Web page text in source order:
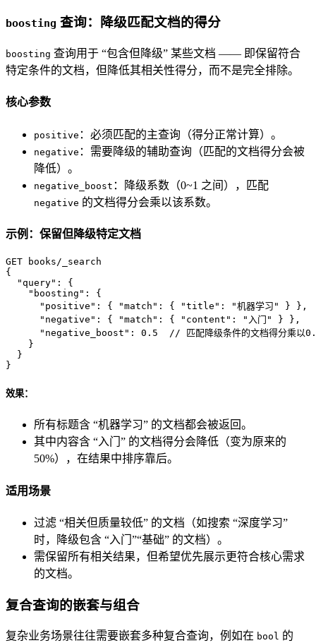
boosting 查询：降级匹配文档的得分
boosting 查询用于 “包含但降级” 某些文档 —— 即保留符合
特定条件的文档，但降低其相关性得分，而不是完全排除。
核心参数
positive ：必须匹配的主查询（得分正常计算）。
negative ：需要降级的辅助查询（匹配的文档得分会被
降低）。
negative_boost ：降级系数（0~1 之间），匹配
negative 的文档得分会乘以该系数。
示例：保留但降级特定文档
{
"query" :
{
"boosting" :
{
"positive" : { "match" : { "title" : "机器学习" } } ,
"negative" : { "match" : { "content" : "入门" } } ,
"negative_boost" : 0.5
// 匹配降级条件的文档得分乘以
}
}
}
效果：
所有标题含 “机器学习” 的文档都会被返回。
其中内容含 “入门” 的文档得分会降低（变为原来的
50%），在结果中排序靠后。
适用场景
过滤 “相关但质量较低” 的文档（如搜索 “深度学习”
时，降级包含 “入门”“基础” 的文档）。
需保留所有相关结果，但希望优先展示更符合核心需求
的文档。
复合查询的嵌套与组合
复杂业务场景往往需要嵌套多种复合查询，例如在 bool 的